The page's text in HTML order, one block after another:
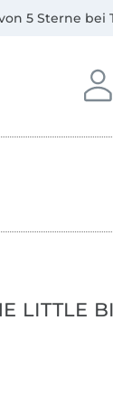
5 Sterne bei
In
LITTLE